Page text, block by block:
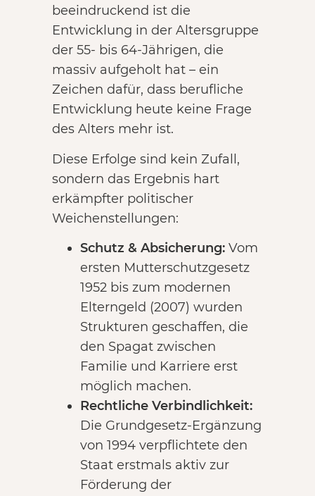
beeindruckend ist die
Entwicklung in der Altersgruppe
der 55- bis 64-Jährigen, die
massiv aufgeholt hat – ein
Zeichen dafür, dass berufliche
Entwicklung heute keine Frage
des Alters mehr ist.
Diese Erfolge sind kein Zufall,
sondern das Ergebnis hart
erkämpfter politischer
Weichenstellungen:
Schutz & Absicherung: Vom
ersten Mutterschutzgesetz
1952 bis zum modernen
Elterngeld (2007) wurden
Strukturen geschaffen, die
den Spagat zwischen
Familie und Karriere erst
möglich machen.
Rechtliche Verbindlichkeit:
Die Grundgesetz-Ergänzung
von 1994 verpflichtete den
Staat erstmals aktiv zur
Förderung der